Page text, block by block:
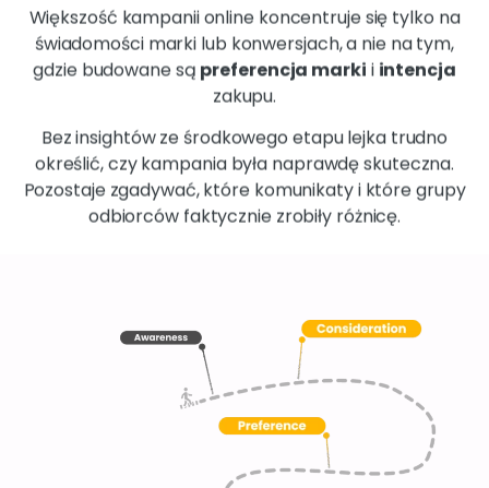
Większość kampanii online koncentruje się tylko na
świadomości marki lub konwersjach, a nie na tym,
gdzie budowane są preferencja marki i intencja
zakupu.
Bez insightów ze środkowego etapu lejka trudno
określić, czy kampania była naprawdę skuteczna.
Pozostaje zgadywać, które komunikaty i które grupy
odbiorców faktycznie zrobiły różnicę.